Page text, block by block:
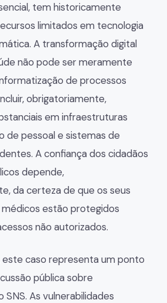
tem historicamente
limitados em tecnologia
A transformação digital
não pode ser meramente
de processos
obrigatoriamente,
em infraestruturas
de pessoal e sistemas de
A confiança dos cidadãos
depende,
da certeza de que os seus
estão protegidos
não autorizados.
este caso representa um ponto
pública sobre
SNS. As vulnerabilidades